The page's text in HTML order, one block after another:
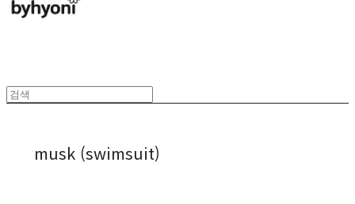
musk (swimsuit)